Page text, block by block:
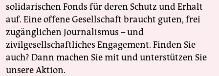
solidarischen Fonds für deren Schutz und Erhalt
auf. Eine offene Gesellschaft braucht guten, frei
zugänglichen Journalismus – und
zivilgesellschaftliches Engagement. Finden Sie
auch? Dann machen Sie mit und unterstützen Sie
unsere Aktion.